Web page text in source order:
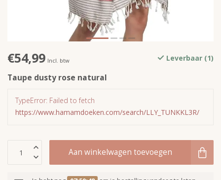
€54,99 Incl. btw Leverbaar (1)
Taupe dusty rose natural
TypeError: Failed to fetch
https://www.hamamdoeken.com/search/LLY_TUNKKL3R/
Aan winkelwagen toevoegen